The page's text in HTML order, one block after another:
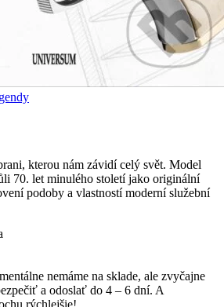
kterou nám závidí celý svět. Model
70. let minulého století jako originální
podoby a vlastností moderní služební
nemáme na sklade, ale zvyčajne
a odoslať do 4 – 6 dní. A